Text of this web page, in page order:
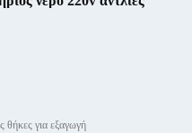
θήκες για εξαγωγή